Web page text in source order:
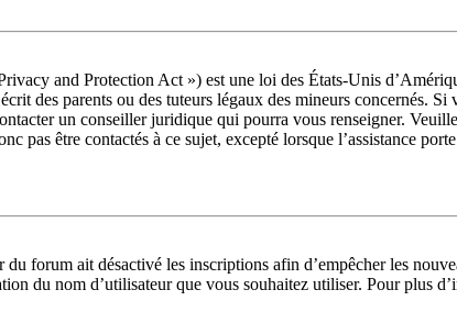
and Protection Act ») est une loi des États-Unis
des parents ou des tuteurs légaux des mineurs concernés.
un conseiller juridique qui pourra vous renseigner.
pas être contactés à ce sujet, excepté lorsque l’assistance
du forum ait désactivé les inscriptions afin d’empêcher les
du nom d’utilisateur que vous souhaitez utiliser. Pour plus